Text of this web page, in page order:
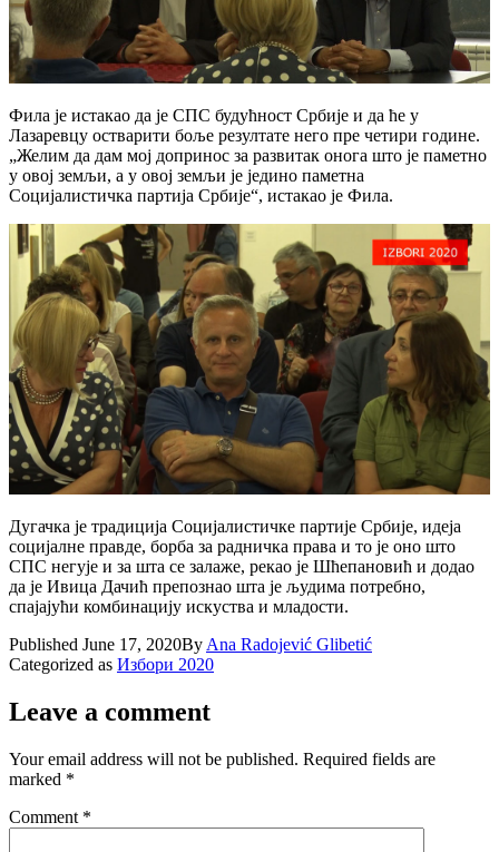
Фила је истакао да је СПС будућност Србије и да ће у
Лазаревцу остварити боље резултате него пре четири године.
„Желим да дам мој допринос за развитак онога што је паметно
у овој земљи, а у овој земљи је једино паметна
Социјалистичка партија Србије“, истакао је Фила.
Дугачка је традиција Социјалистичке партије Србије, идеја
социјалне правде, борба за радничка права и то је оно што
СПС негује и за шта се залаже, рекао је Шћепановић и додао
да је Ивица Дачић препознао шта је људима потребно,
спајајући комбинацију искуства и младости.
Published June 17, 2020By Ana Radojević Glibetić
Categorized as Избори 2020
Leave a comment
Your email address will not be published. Required fields are
marked *
Comment *